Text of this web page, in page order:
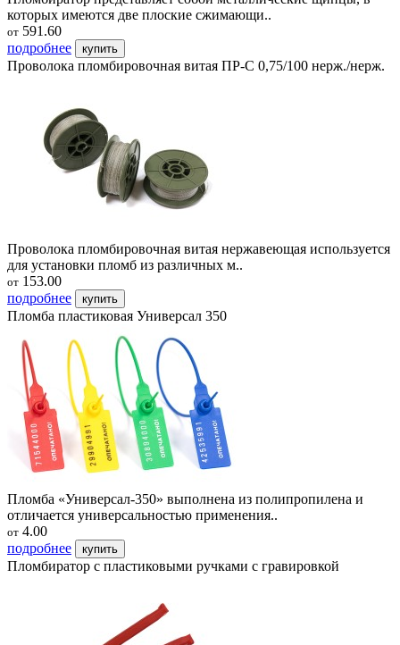
которых имеются две плоские сжимающи..
от 591.60
подробнее
купить
Проволока пломбировочная витая ПР-С 0,75/100 нерж./нерж.
Проволока пломбировочная витая нержавеющая используется
для установки пломб из различных м..
от 153.00
подробнее
купить
Пломба пластиковая Универсал 350
Пломба «Универсал-350» выполнена из полипропилена и
отличается универсальностью применения..
от 4.00
подробнее
купить
Пломбиратор с пластиковыми ручками с гравировкой